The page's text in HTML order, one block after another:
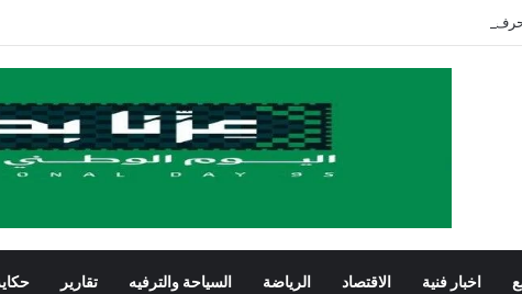
يستعرض فنون الخط العربي ومراحل إنتاج اللوحة الخطية في يومه الثالث
اخبار فنية الاقتصاد الرياضة السياحة والترفيه تقارير